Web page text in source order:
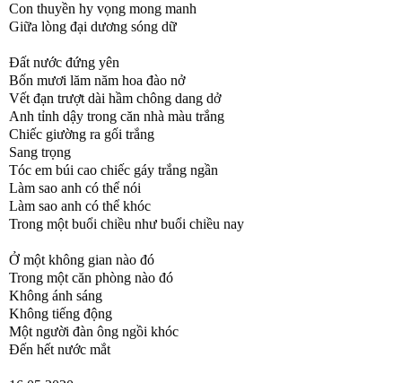
Con thuyền hy vọng mong manh
Giữa lòng đại dương sóng dữ
Đất nước đứng yên
Bốn mươi lăm năm hoa đào nở
Vết đạn trượt dài hầm chông dang dở
Anh tỉnh dậy trong căn nhà màu trắng
Chiếc giường ra gối trắng
Sang trọng
Tóc em búi cao chiếc gáy trắng ngần
Làm sao anh có thể nói
Làm sao anh có thể khóc
Trong một buổi chiều như buổi chiều nay
Ở một không gian nào đó
Trong một căn phòng nào đó
Không ánh sáng
Không tiếng động
Một người đàn ông ngồi khóc
Đến hết nước mắt